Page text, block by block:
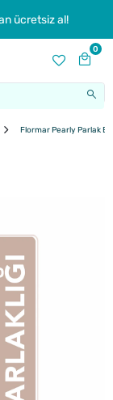
ücretsiz al!
0
Flormar Pearly Parlak